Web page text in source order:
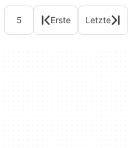
5 Erste Letzte